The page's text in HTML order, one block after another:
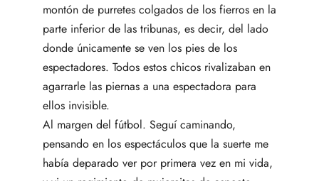
montón de purretes colgados de los fierros en la
parte inferior de las tribunas, es decir, del lado
donde únicamente se ven los pies de los
espectadores. Todos estos chicos rivalizaban en
agarrarle las piernas a una espectadora para
ellos invisible.
Al margen del fútbol. Seguí caminando,
pensando en los espectáculos que la suerte me
había deparado ver por primera vez en mi vida,